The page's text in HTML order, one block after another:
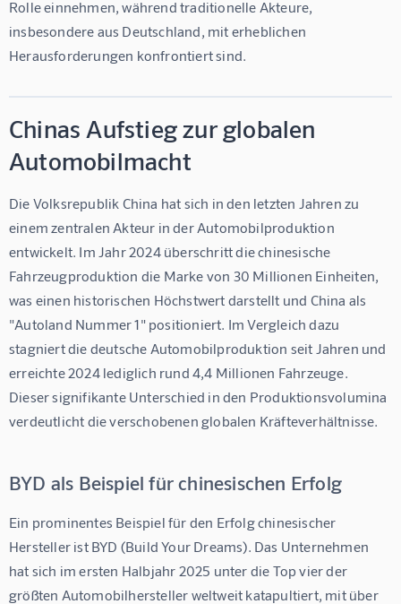
Rolle einnehmen, während traditionelle Akteure,
insbesondere aus Deutschland, mit erheblichen
Herausforderungen konfrontiert sind.
Chinas Aufstieg zur globalen
Automobilmacht
Die Volksrepublik China hat sich in den letzten Jahren zu
einem zentralen Akteur in der Automobilproduktion
entwickelt. Im Jahr 2024 überschritt die chinesische
Fahrzeugproduktion die Marke von 30 Millionen Einheiten,
was einen historischen Höchstwert darstellt und China als
"Autoland Nummer 1" positioniert. Im Vergleich dazu
stagniert die deutsche Automobilproduktion seit Jahren und
erreichte 2024 lediglich rund 4,4 Millionen Fahrzeuge.
Dieser signifikante Unterschied in den Produktionsvolumina
verdeutlicht die verschobenen globalen Kräfteverhältnisse.
BYD als Beispiel für chinesischen Erfolg
Ein prominentes Beispiel für den Erfolg chinesischer
Hersteller ist BYD (Build Your Dreams). Das Unternehmen
hat sich im ersten Halbjahr 2025 unter die Top vier der
größten Automobilhersteller weltweit katapultiert, mit über